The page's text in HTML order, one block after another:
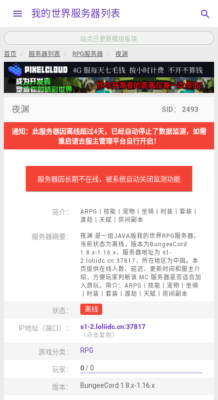
menu 我的世界服务器列表 search
本站QQ交流群792034208，加群请备注“服主”
首页 服务器列表 RPG服务器 夜渊
夜渊 SID： 2493
通知：此服务器因离线超过4天，已经自动停止了数据监测，如需
重启请去服主管理平台自行开启！
服务器因长期不在线，被系统自动关闭监测功能
简介：
ARPG丨技能丨宠物丨坐骑丨时装丨套装丨
渡劫丨天赋丨房间副本
服务器摘要：
夜渊 是一组JAVA版我的世界RPG服务器，
当前状态为离线，版本为BungeeCord
1.8.x-1.16.x，服务器地址为 s1-
2.loliidc.cn:37817，所在地区为中国。本
页提供在线人数、延迟、更新时间和服主介
绍，方便玩家判断该 MC 服务器是否适合加
入游玩。简介：ARPG丨技能丨宠物丨坐骑
丨时装丨套装丨渡劫丨天赋丨房间副本
状态： 离线
IP地址（端口）： s1-2.loliidc.cn:37817
（点击复制）
游戏分类： RPG
玩家： 0/ 0
版本： BungeeCord 1.8.x-1.16.x